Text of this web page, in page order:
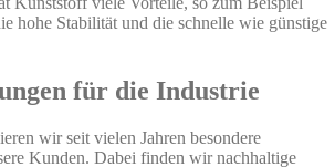
hohe Stabilität und die schnelle wie günstige
für die Industrie
wir seit vielen Jahren besondere
Kunden. Dabei finden wir nachhaltige